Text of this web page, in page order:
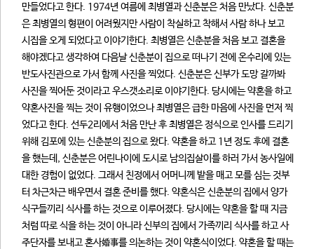
만들었다고 한다. 1974년 여름에 최병열과 신춘분은 처음 만났다. 신춘분
은 최병열의 형편이 어려웠지만 사람이 착실하고 착해서 사람 하나 보고
시집을 오게 되었다고 이야기한다. 최병열은 신춘분을 처음 보고 결혼을
해야겠다고 생각하여 다음날 신춘분이 집으로 떠나기 전에 온수리에 있는
반도사진관으로 가서 함께 사진을 찍었다. 신춘분은 신부가 도망 갈까봐
사진을 찍어둔 것이라고 우스갯소리로 이야기한다. 당시에는 약혼을 하고
약혼사진을 찍는 것이 유행이었으나 최병열은 급한 마음에 사진을 먼저 찍
었다고 한다. 선두2리에서 처음 만난 후 최병열은 정식으로 인사를 드리기
위해 김포에 있는 신춘분의 집으로 왔다. 약혼을 하고 1년 정도 후에 결혼
을 했는데, 신춘분은 어린나이에 도시로 남의집살이를 하러 가서 농사일에
대한 경험이 없었다. 그래서 친정에서 어머니께 밭을 매고 모를 심는 것부
터 차근차근 배우면서 결혼 준비를 했다. 약혼식은 신춘분의 집에서 양가
식구들끼리 식사를 하는 것으로 이루어졌다. 당시에는 약혼을 할 때 지금
처럼 따로 식을 하는 것이 아니라 신부의 집에서 가족끼리 식사를 하고 사
주단자를 보내고 혼사婚事를 의논하는 것이 약혼식이었다. 약혼을 할 때는